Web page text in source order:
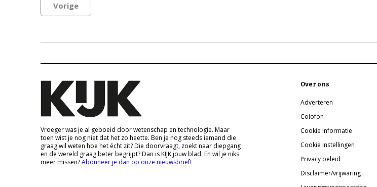
Vorige
Vroeger was je al geboeid door wetenschap en technologie. Maar
toen wist je nog niet dat het zo heette. Ben je nog steeds iemand die
graag wil weten hoe het écht zit? Die doorvraagt, zoekt naar diepgang
en de wereld graag beter begrijpt? Dan is KIJK jouw blad. En wil je niks
meer missen?Abonneer je dan op onze nieuwsbrief!
Over ons
Adverteren
Colofon
Cookie informatie
Cookie Instellingen
Privacy beleid
Disclaimer/vrijwaring